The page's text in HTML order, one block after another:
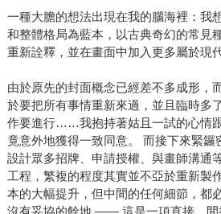
一種大膽的想法出現在我的腦海裡：我
和整體格局為藍本，以古典奇幻的常見
重新詮釋，並在畫面中加入更多屬於現
由於原先的封面概念已經差不多成形，
於要把所有事情重新來過，並且臨時多
作要進行……我抱持著姑且一試的心情
竟意外地獲得一致同意。 而接下來緊鑼
設計眾多招牌、申請授權、與畫師溝通
工程，繁複的程度其實並不亞於重新製
本的大幅提升，但中間的任何細節，都
沒有妥協的餘地 ―― 這是一項直接、間